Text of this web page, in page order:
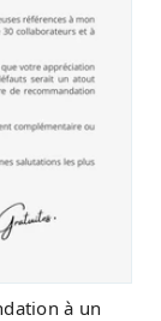
à un